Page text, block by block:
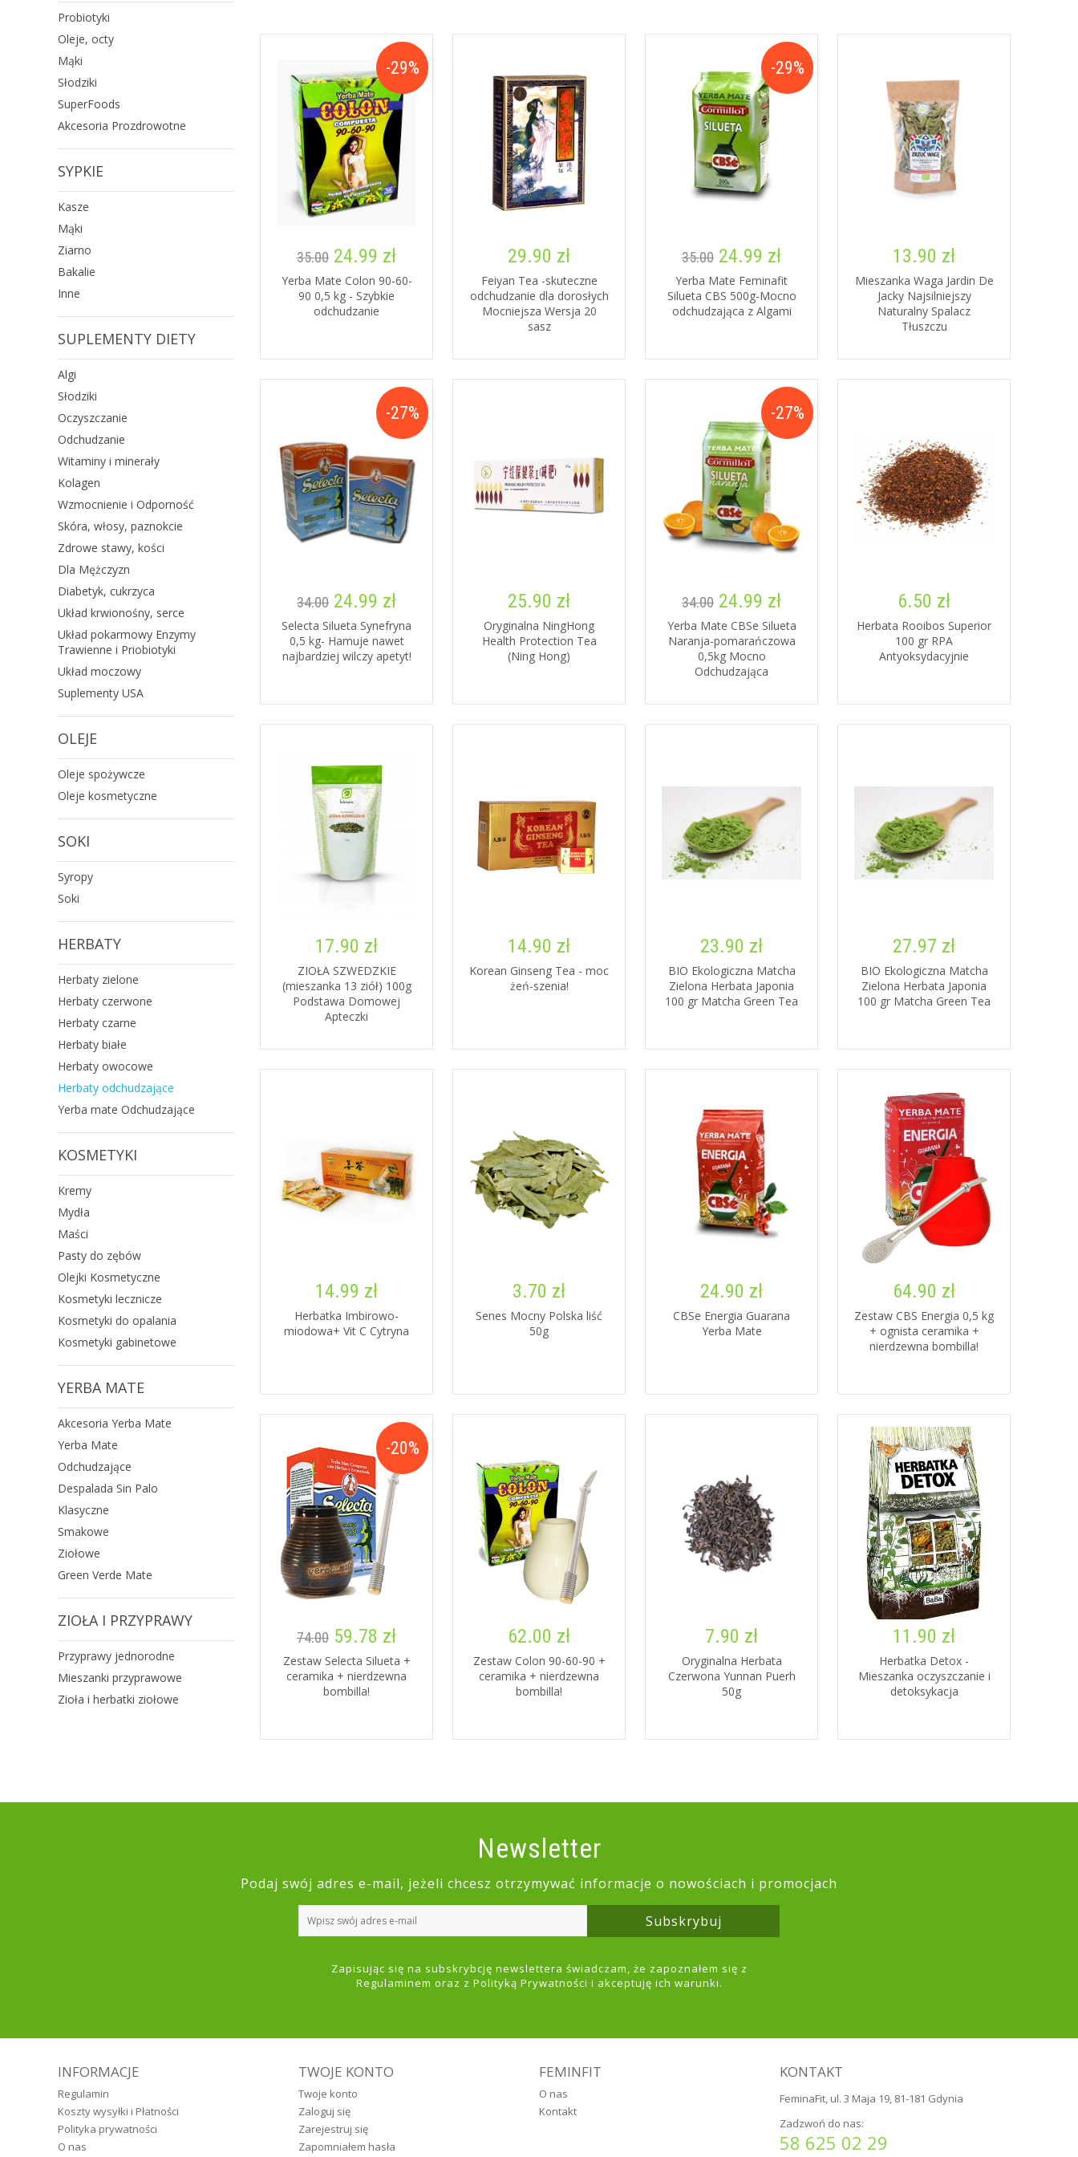
Probiotyki
Oleje, octy
Mąki
Słodziki
SuperFoods
Akcesoria Prozdrowotne
SYPKIE
Kasze
Mąki
Ziarno
Bakalie
Inne
SUPLEMENTY DIETY
Algi
Słodziki
Oczyszczanie
Odchudzanie
Witaminy i minerały
Kolagen
Wzmocnienie i Odporność
Skóra, włosy, paznokcie
Zdrowe stawy, kości
Dla Mężczyzn
Diabetyk, cukrzyca
Układ krwionośny, serce
Układ pokarmowy Enzymy
Trawienne i Priobiotyki
Układ moczowy
Suplementy USA
OLEJE
Oleje spożywcze
Oleje kosmetyczne
SOKI
Syropy
Soki
HERBATY
Herbaty zielone
Herbaty czerwone
Herbaty czarne
Herbaty białe
Herbaty owocowe
Herbaty odchudzające
Yerba mate Odchudzające
KOSMETYKI
Kremy
Mydła
Maści
Pasty do zębów
Olejki Kosmetyczne
Kosmetyki lecznicze
Kosmetyki do opalania
Kosmetyki gabinetowe
YERBA MATE
Akcesoria Yerba Mate
Yerba Mate
Odchudzające
Despalada Sin Palo
Klasyczne
Smakowe
Ziołowe
Green Verde Mate
ZIOŁA I PRZYPRAWY
Przyprawy jednorodne
Mieszanki przyprawowe
Zioła i herbatki ziołowe
-29%
35.00 24.99 zł
Yerba Mate Colon 90-60-
90 0,5 kg - Szybkie
odchudzanie
29.90 zł
Feiyan Tea -skuteczne
odchudzanie dla dorosłych
Mocniejsza Wersja 20
sasz
-29%
35.00 24.99 zł
Yerba Mate Feminafit
Silueta CBS 500g-Mocno
odchudzająca z Algami
13.90 zł
Mieszanka Waga Jardin De
Jacky Najsilniejszy
Naturalny Spalacz
Tłuszczu
-27%
34.00 24.99 zł
Selecta Silueta Synefryna
0,5 kg- Hamuje nawet
najbardziej wilczy apetyt!
25.90 zł
Oryginalna NingHong
Health Protection Tea
(Ning Hong)
-27%
34.00 24.99 zł
Yerba Mate CBSe Silueta
Naranja-pomarańczowa
0,5kg Mocno
Odchudzająca
6.50 zł
Herbata Rooibos Superior
100 gr RPA
Antyoksydacyjnie
17.90 zł
ZIOŁA SZWEDZKIE
(mieszanka 13 ziół) 100g
Podstawa Domowej
Apteczki
14.90 zł
Korean Ginseng Tea - moc
żeń-szenia!
23.90 zł
BIO Ekologiczna Matcha
Zielona Herbata Japonia
100 gr Matcha Green Tea
27.97 zł
BIO Ekologiczna Matcha
Zielona Herbata Japonia
100 gr Matcha Green Tea
14.99 zł
Herbatka Imbirowo-
miodowa+ Vit C Cytryna
3.70 zł
Senes Mocny Polska liść
50g
24.90 zł
CBSe Energia Guarana
Yerba Mate
64.90 zł
Zestaw CBS Energia 0,5 kg
+ ognista ceramika +
nierdzewna bombilla!
-20%
74.00 59.78 zł
Zestaw Selecta Silueta +
ceramika + nierdzewna
bombilla!
62.00 zł
Zestaw Colon 90-60-90 +
ceramika + nierdzewna
bombilla!
7.90 zł
Oryginalna Herbata
Czerwona Yunnan Puerh
50g
11.90 zł
Herbatka Detox -
Mieszanka oczyszczanie i
detoksykacja
Newsletter
Podaj swój adres e-mail, jeżeli chcesz otrzymywać informacje o nowościach i promocjach
Subskrybuj
Zapisując się na subskrybcję newslettera świadczam, że zapoznałem się z
Regulaminem oraz z Polityką Prywatności i akceptuję ich warunki.
INFORMACJE
Regulamin
Koszty wysyłki i Płatności
Polityka prywatności
O nas
TWOJE KONTO
Twoje konto
Zaloguj się
Zarejestruj się
Zapomniałem hasła
FEMINFIT
O nas
Kontakt
KONTAKT
FeminaFit, ul. 3 Maja 19, 81-181 Gdynia
Zadzwoń do nas:
58 625 02 29